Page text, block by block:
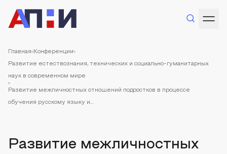
Главная Конференции
Развитие естествознания, технических и социально-гуманитарных
наук в современном мире
Развитие межличностных отношений подростков в процессе
обучения русскому языку и...
Развитие межличностных